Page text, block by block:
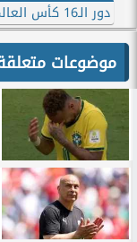
دور الـ16 كأس العالم
موضوعات